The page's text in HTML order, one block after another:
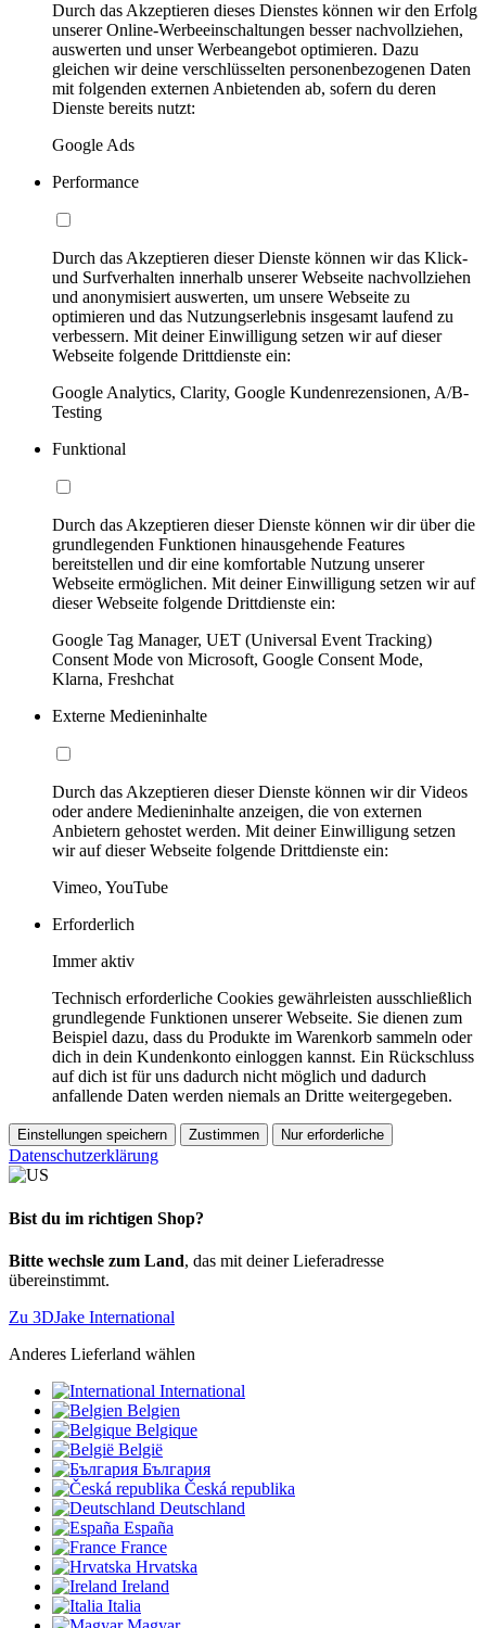
Durch das Akzeptieren dieses Dienstes können wir den Erfolg
unserer Online-Werbeeinschaltungen besser nachvollziehen,
auswerten und unser Werbeangebot optimieren. Dazu
gleichen wir deine verschlüsselten personenbezogenen Daten
mit folgenden externen Anbietenden ab, sofern du deren
Dienste bereits nutzt:
Google Ads
Performance
Durch das Akzeptieren dieser Dienste können wir das Klick-
und Surfverhalten innerhalb unserer Webseite nachvollziehen
und anonymisiert auswerten, um unsere Webseite zu
optimieren und das Nutzungserlebnis insgesamt laufend zu
verbessern. Mit deiner Einwilligung setzen wir auf dieser
Webseite folgende Drittdienste ein:
Google Analytics, Clarity, Google Kundenrezensionen, A/B-
Testing
Funktional
Durch das Akzeptieren dieser Dienste können wir dir über die
grundlegenden Funktionen hinausgehende Features
bereitstellen und dir eine komfortable Nutzung unserer
Webseite ermöglichen. Mit deiner Einwilligung setzen wir auf
dieser Webseite folgende Drittdienste ein:
Google Tag Manager, UET (Universal Event Tracking)
Consent Mode von Microsoft, Google Consent Mode,
Klarna, Freshchat
Externe Medieninhalte
Durch das Akzeptieren dieser Dienste können wir dir Videos
oder andere Medieninhalte anzeigen, die von externen
Anbietern gehostet werden. Mit deiner Einwilligung setzen
wir auf dieser Webseite folgende Drittdienste ein:
Vimeo, YouTube
Erforderlich
Immer aktiv
Technisch erforderliche Cookies gewährleisten ausschließlich
grundlegende Funktionen unserer Webseite. Sie dienen zum
Beispiel dazu, dass du Produkte im Warenkorb sammeln oder
dich in dein Kundenkonto einloggen kannst. Ein Rückschluss
auf dich ist für uns dadurch nicht möglich und dadurch
anfallende Daten werden niemals an Dritte weitergegeben.
Einstellungen speichern Zustimmen Nur erforderliche
Datenschutzerklärung
Bist du im richtigen Shop?
Bitte wechsle zum Land, das mit deiner Lieferadresse
übereinstimmt.
Zu 3DJake International
Anderes Lieferland wählen
International
Belgien
Belgique
België
България
Česká republika
Deutschland
España
France
Hrvatska
Ireland
Italia